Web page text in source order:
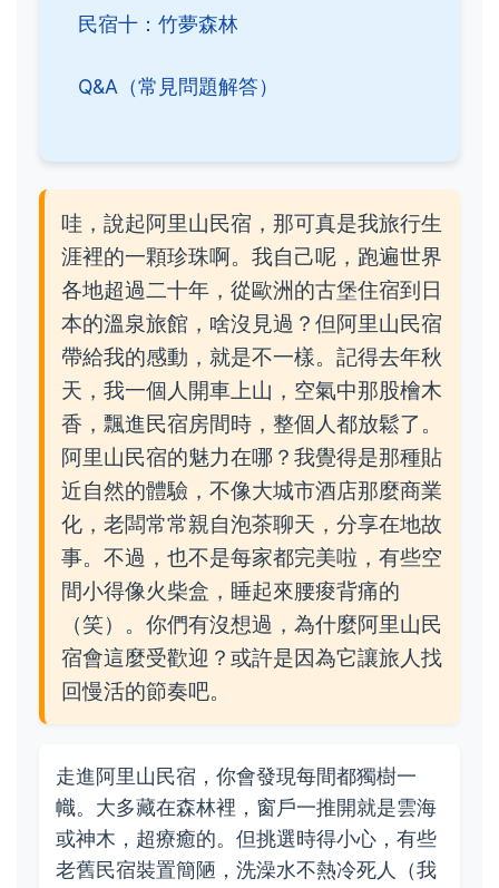
民宿十：竹夢森林
Q&A（常見問題解答）
哇，說起阿里山民宿，那可真是我旅行生
涯裡的一顆珍珠啊。我自己呢，跑遍世界
各地超過二十年，從歐洲的古堡住宿到日
本的溫泉旅館，啥沒見過？但阿里山民宿
帶給我的感動，就是不一樣。記得去年秋
天，我一個人開車上山，空氣中那股檜木
香，飄進民宿房間時，整個人都放鬆了。
阿里山民宿的魅力在哪？我覺得是那種貼
近自然的體驗，不像大城市酒店那麼商業
化，老闆常常親自泡茶聊天，分享在地故
事。不過，也不是每家都完美啦，有些空
間小得像火柴盒，睡起來腰痠背痛的
（笑）。你們有沒想過，為什麼阿里山民
宿會這麼受歡迎？或許是因為它讓旅人找
回慢活的節奏吧。
走進阿里山民宿，你會發現每間都獨樹一
幟。大多藏在森林裡，窗戶一推開就是雲海
或神木，超療癒的。但挑選時得小心，有些
老舊民宿裝置簡陋，洗澡水不熱冷死人（我